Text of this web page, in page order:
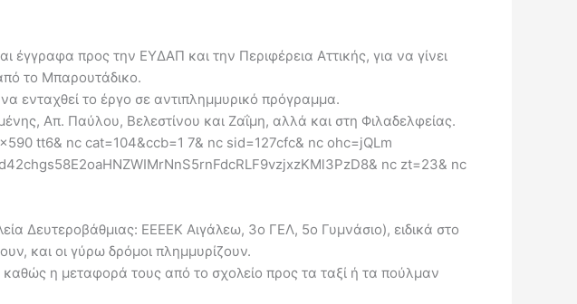
έγγραφα προς την ΕΥΔΑΠ και την Περιφέρεια Αττικής, για να γίνει
το Μπαρουτάδικο.
ενταχθεί το έργο σε αντιπλημμυρικό πρόγραμμα.
Απ. Παύλου, Βελεστίνου και Ζαΐμη, αλλά και στη Φιλαδελφείας.
Δευτεροβάθμιας: ΕΕΕΕΚ Αιγάλεω, 3ο ΓΕΛ, 5ο Γυμνάσιο), ειδικά στο
και οι γύρω δρόμοι πλημμυρίζουν.
η μεταφορά τους από το σχολείο προς τα ταξί ή τα πούλμαν